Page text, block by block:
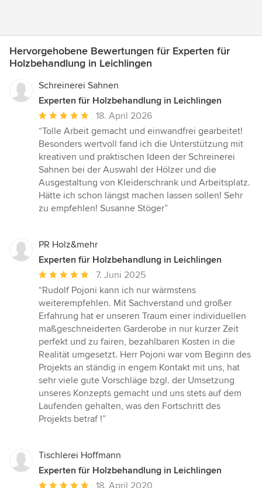
Hervorgehobene Bewertungen für Experten für
Holzbehandlung in Leichlingen
Schreinerei Sahnen
Experten für Holzbehandlung in Leichlingen
Durchschnittliche
Bewertung:
5
von
5
Sternen
18. April 2026
“Tolle Arbeit gemacht und einwandfrei gearbeitet!
Besonders wertvoll fand ich die Unterstützung mit
kreativen und praktischen Ideen der Schreinerei
Sahnen bei der Auswahl der Hölzer und die
Ausgestaltung von Kleiderschrank und Arbeitsplatz.
Hätte ich schon längst machen lassen sollen! Sehr
zu empfehlen! Susanne Stöger”
PR Holz&mehr
Experten für Holzbehandlung in Leichlingen
Durchschnittliche
Bewertung:
5
von
5
Sternen
7. Juni 2025
“Rudolf Pojoni kann ich nur wärmstens
weiterempfehlen. Mit Sachverstand und großer
Erfahrung hat er unseren Traum einer individuellen
maßgeschneiderten Garderobe in nur kurzer Zeit
perfekt und zu fairen, bezahlbaren Kosten in die
Realität umgesetzt. Herr Pojoni war vom Beginn des
Projekts an ständig in engem Kontakt mit uns, hat
sehr viele gute Vorschläge bzgl. der Umsetzung
unseres Konzepts gemacht und uns stets auf dem
Laufenden gehalten, was den Fortschritt des
Projekts betraf !”
Tischlerei Hoffmann
Experten für Holzbehandlung in Leichlingen
Durchschnittliche18. April 2020